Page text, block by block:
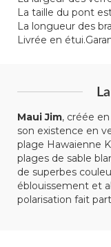
La taille du pont
La longueur des
Livrée en
Maui Jim, créée
son existence en
plage Hawaienne
plages de sable
de superbes
éblouissement et
polarisation fait